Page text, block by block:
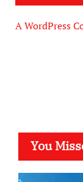
A WordPress
You